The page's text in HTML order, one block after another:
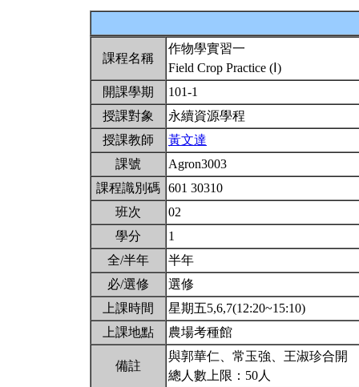
課程名稱
作物學實習一
Field Crop Practice (Ⅰ)
開課學期
101-1
授課對象
永續資源學程
授課教師
黃文達
課號
Agron3003
課程識別碼 601 30310
班次
02
學分
1
全/半年
半年
必/選修
選修
上課時間
星期五5,6,7(12:20~15:10)
上課地點
農場考種館
備註
與郭華仁、常玉強、王淑珍合開
總人數上限：50人